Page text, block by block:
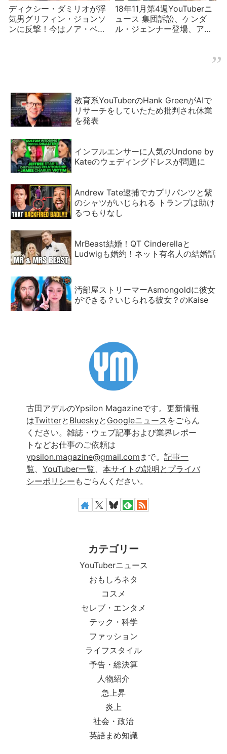
ディクシー・ダミリオが浮
気男グリフィン・ジョンソ
ンに反撃！今はノア・ベッ
18年11月第4週YouTuberニ
ュース 集団訴訟、ケンダ
ル・ジェンナー登場、アカ
教育系YouTuberのHank GreenがAIで
リサーチをしていたため批判され休業
を発表
インフルエンサーに人気のUndone by
Kateのウェディングドレスが問題に
Andrew Tate逮捕でカプリパンツと紫
のシャツがいじられる トランプは助け
るつもりなし
MrBeast結婚！QT Cinderellaと
Ludwigも婚約！ネット有名人の結婚話
汚部屋ストリーマーAsmongoldに彼女
ができる？いじられる彼女？のKaise
古田アデルのYpsilon Magazineです。更新情報
はTwitterと Blueskyと Googleニュース をごらん
ください。雑誌・ウェブ記事および業界レポー
トなどお仕事のご依頼は
ypsilon.magazine@gmail.com まで。 記事一
覧、 YouTuber一覧、 本サイトの説明とプライバ
シーポリシー もごらんください。
カテゴリー
YouTuberニュース
おもしろネタ
コスメ
セレブ・エンタメ
テック・科学
ファッション
ライフスタイル
予告・総決算
人物紹介
急上昇
炎上
社会・政治
英語まめ知識